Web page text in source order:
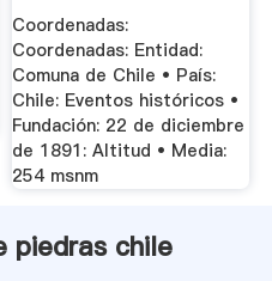
Coordenadas:
Coordenadas: Entidad:
Comuna de Chile • País:
Chile: Eventos históricos •
Fundación: 22 de diciembre
de 1891: Altitud • Media:
254 msnm
piedras chile